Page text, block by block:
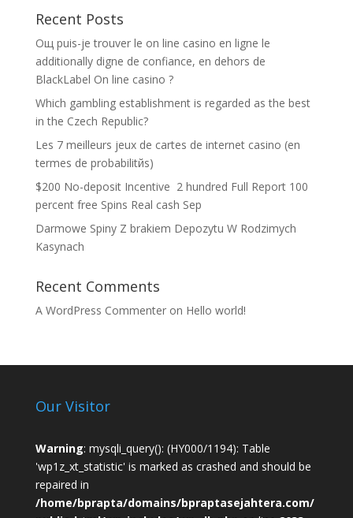
Recent Posts
Oщ puis-je trouver le on line casino en ligne le
additionally digne de confiance, en dehors de
BlackLabel On line casino ?
Which gambling establishment is regarded as the best
in the Czech Republic?
Les 7 meilleurs jeux de cartes de internet casino (en
termes de probabilitйs)
$200 No-deposit Incentive ️ 2 hundred Full Report 100
percent free Spins Real cash Sep
Darmowe Spiny Z brakiem Depozytu W Rodzimych
Kasynach
Recent Comments
A WordPress Commenteron Hello world!
Our Visitor
Warning: mysqli_query(): (HY000/1194): Table
'wp1z_xt_statistic' is marked as crashed and should be
repaired in
/home/bprapta/domains/bpraptasejahtera.com/